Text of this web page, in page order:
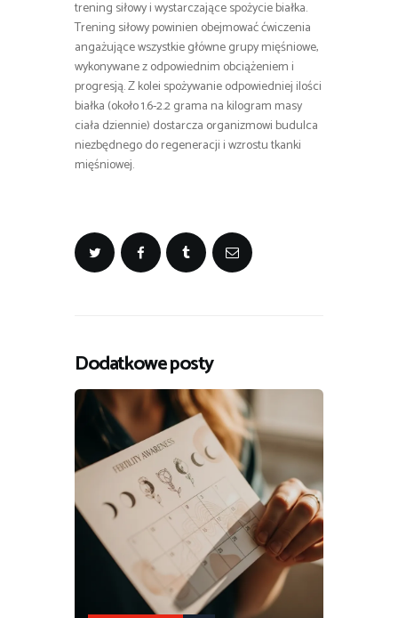
trening siłowy i wystarczające spożycie białka.
Trening siłowy powinien obejmować ćwiczenia
angażujące wszystkie główne grupy mięśniowe,
wykonywane z odpowiednim obciążeniem i
progresją. Z kolei spożywanie odpowiedniej ilości
białka (około 1.6-2.2 grama na kilogram masy
ciała dziennie) dostarcza organizmowi budulca
niezbędnego do regeneracji i wzrostu tkanki
mięśniowej.
Dodatkowe posty